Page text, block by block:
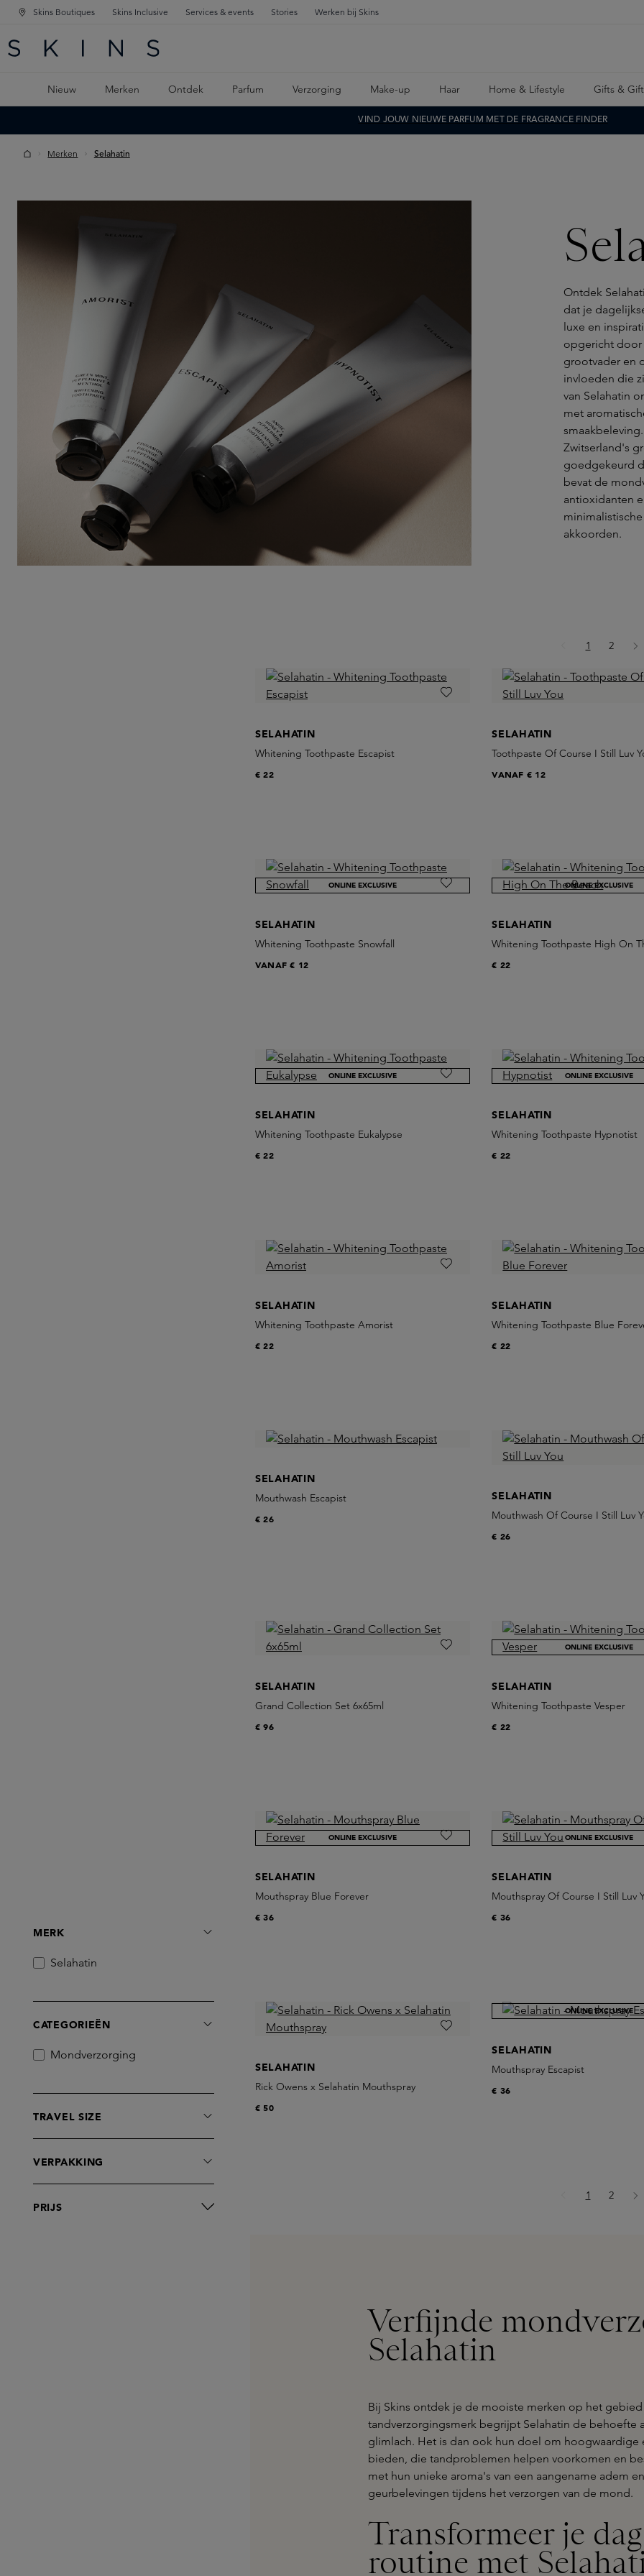
NAVIGATIE
DE HOOFDINHOUD
Skins Boutiques Skins Inclusive Services & events Stories Werken bij Skins
Nieuw Merken Ontdek Parfum Verzorging Make-up Haar Home & Lifestyle Gifts &
VIND JOUW NIEUWE PARFUM MET DE FRAGRANCE FINDER
Merken Selahatin
Ontdek
dat je
luxe en
opgericht door
grootvader en
invloeden die
van Selahatin
met
Zwitserland's
goedgekeurd
bevat de
antioxidanten
akkoorden.
MERK
Selahatin
CATEGORIEËN
Mondverzorging
TRAVEL SIZE
VERPAKKING
PRIJS
Pagina
1 Pagina
2
SELAHATIN
Whitening Toothpaste Escapist
€ 22
SELAHATIN
Toothpaste Of Course I Still Luv
VANAF € 12
ONLINE EXCLUSIVE
SELAHATIN
Whitening Toothpaste Snowfall
VANAF€ 12
ONLINE EXCLUSIVE
SELAHATIN
Whitening Toothpaste High On
€ 22
ONLINE EXCLUSIVE
SELAHATIN
Whitening Toothpaste Eukalypse
€ 22
ONLINE EXCLUSIVE
SELAHATIN
Whitening Toothpaste Hypnotist
€ 22
SELAHATIN
Whitening Toothpaste Amorist
€ 22
SELAHATIN
Whitening Toothpaste Blue
€ 22
SELAHATIN
Mouthwash Escapist
€ 26
SELAHATIN
Mouthwash Of Course I Still Luv
€ 26
SELAHATIN
Grand Collection Set 6x65ml
€ 96
ONLINE EXCLUSIVE
SELAHATIN
Whitening Toothpaste Vesper
€ 22
ONLINE EXCLUSIVE
SELAHATIN
Mouthspray Blue Forever
€ 36
ONLINE EXCLUSIVE
SELAHATIN
Mouthspray Of Course I Still Luv
€ 36
SELAHATIN
Rick Owens x Selahatin Mouthspray
€ 50
ONLINE EXCLUSIVE
SELAHATIN
Mouthspray Escapist
€ 36
Pagina
1 Pagina
2
Verfijnde
Selahatin
Bij Skins ontdek je de mooiste merken op het gebied
tandverzorgingsmerk begrijpt Selahatin de behoefte
glimlach. Het is dan ook hun doel om hoogwaardige
bieden, die tandproblemen helpen voorkomen en
met hun unieke aroma's van een aangename adem
geurbelevingen tijdens het verzorgen van de mond.
Transformeer je
routine met